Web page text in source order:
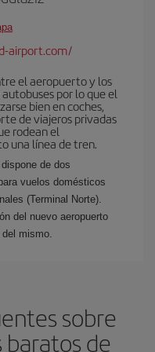
airport.com/
el aeropuerto y los
por lo que el
bien en coches,
de viajeros privadas
rodean el
una línea de tren.
de dos
vuelos domésticos
(Terminal Norte).
del nuevo aeropuerto
mismo.
sobre
de